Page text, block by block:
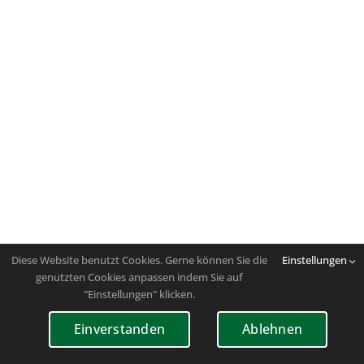
Diese Website benutzt Cookies. Gerne können Sie die
genutzten Cookies anpassen indem Sie auf
"Einstellungen" klicken.
Einstellungen
Einverstanden Ablehnen